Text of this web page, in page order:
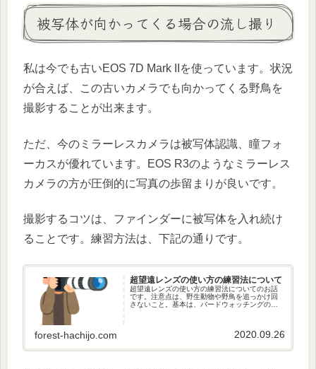
被写体が向かってくる場合の流し撮り
私は今でも古いEOS 7D Mark IIを使っています。状況
が合えば、この古いカメラでも向かってくる野鳥を
撮影することが出来ます。
ただ、今のミラーレスカメラは被写体認識、瞳フォ
ーカスが優れています。EOS R3のようなミラーレス
カメラの方が圧倒的に写真の歩留まりが良いです。
撮影するコツは、ファインダーに被写体を入れ続け
ることです。練習方法は、下記の通りです。
超望遠レンズの使い方の練習法について
超望遠レンズの使い方の練習法についてのお話
です。注意点は、野生動物や野鳥を追っかけ回
さないこと。基本は、バードウォッチングの時
forest-hachijo.com 2020.09.26